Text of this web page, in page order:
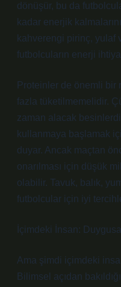
dönüşür, bu da
kadar enerjik
kahverengi pirinç, yulaf
futbolcuların enerji
Proteinler de önemli bir
fazla tüketilmemelidir.
zaman alacak
kullanmaya başlamak
duyar. Ancak maçtan
onarılması için düşük
olabilir. Tavuk, balık,
futbolcular için iyi
İçimdeki İnsan:
Ama şimdi içimdeki
Bilimsel açıdan